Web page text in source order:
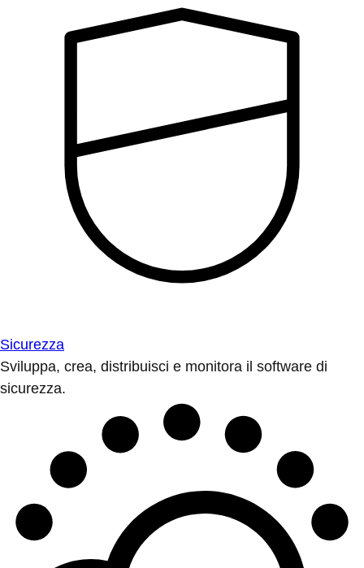
Sicurezza
Sviluppa, crea, distribuisci e monitora il software di
sicurezza.